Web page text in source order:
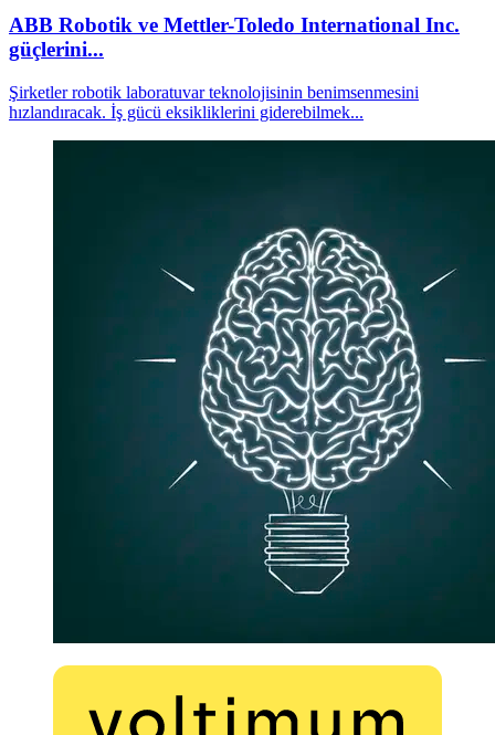
ABB Robotik ve Mettler-Toledo International Inc.
güçlerini...
Şirketler robotik laboratuvar teknolojisinin benimsenmesini
hızlandıracak. İş gücü eksikliklerini giderebilmek...